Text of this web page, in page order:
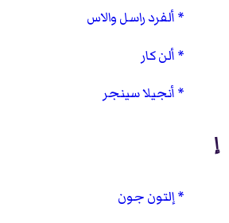
ألفرد راسل والاس
ألن كار
أنجيلا سينجر
إ
إلتون جون